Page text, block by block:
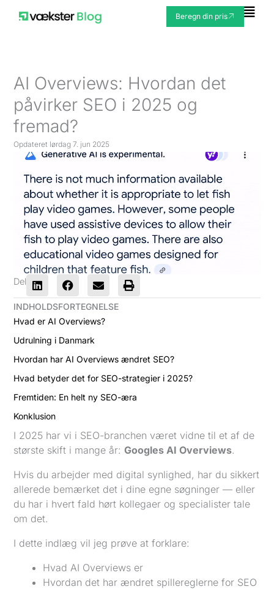
Beregn din pris
AI Overviews: Hvordan det
påvirker SEO i 2025 og
fremad?
Opdateret lørdag 7. jun 2025
Del
INDHOLDSFORTEGNELSE
Hvad er AI Overviews?
Udrulning i Danmark
Hvordan har AI Overviews ændret SEO?
Hvad betyder det for SEO-strategier i 2025?
Fremtiden: En helt ny SEO-æra
Konklusion
I 2025 har vi i SEO-branchen været vidne til et af de
største skift i mange år:Googles AI Overviews.
Hvis du arbejder med digital synlighed, har du sikkert
allerede bemærket det i dine egne søgninger — eller
du har i hvert fald hørt kollegaer og specialister tale
om det.
I dette indlæg vil jeg prøve at forklare:
Hvad AI Overviews er
Hvordan det har ændret spillereglerne for SEO